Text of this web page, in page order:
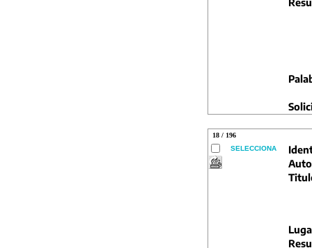
18 / 196
SELECCIONA